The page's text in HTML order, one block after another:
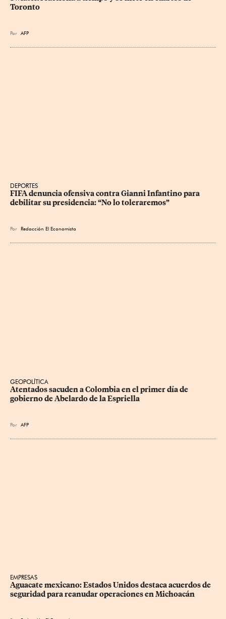
Toronto
Por AFP
DEPORTES
FIFA denuncia ofensiva contra Gianni Infantino para
debilitar su presidencia: “No lo toleraremos”
Por Redacción El Economista
GEOPOLÍTICA
Atentados sacuden a Colombia en el primer día de
gobierno de Abelardo de la Espriella
Por AFP
EMPRESAS
Aguacate mexicano: Estados Unidos destaca acuerdos de
seguridad para reanudar operaciones en Michoacán